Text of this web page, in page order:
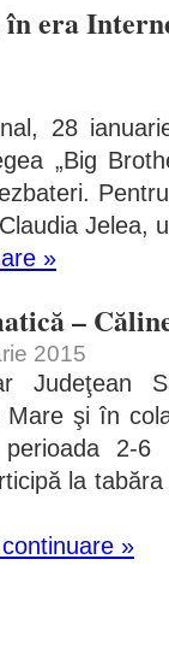
în era
28
„Big
Jelea,
»
–
2015
Judeţean
şi în
2-6
la
»